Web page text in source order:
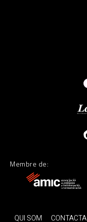
Membre de:
QUI SOM CONTACTA